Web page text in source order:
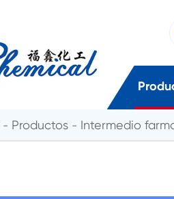
Productos Intermedio